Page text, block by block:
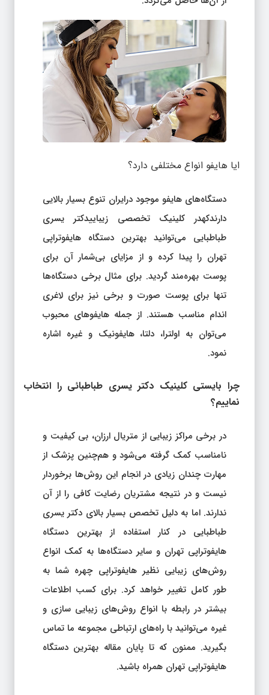
ایا هایفو انواع مختلفی دارد؟
دستگاه‌های هایفو موجود درایران تنوع بسیار بالایی
دارندکهدر کلینیک تخصصی زیباییدکتر یسری
طباطبایی می‌توانید بهترین دستگاه هایفوتراپی
تهران را پیدا کرده و از مزایای بی‌شمار آن برای
پوست بهره‌مند گردید. برای مثال برخی دستگاه‌ها
تنها برای پوست صورت و برخی نیز برای لاغری
اندام مناسب هستند. از جمله هایفوهای محبوب
می‌توان به اولترا، دلتا، هایفونیک و غیره اشاره
نمود.
چرا بایستی کلینیک دکتر یسری طباطبائی را انتخاب
نماییم؟
در برخی مراکز زیبایی از متریال ارزان، بی کیفیت و
نامناسب کمک گرفته می‌شود و هم‌چنین پزشک از
مهارت چندان زیادی در انجام این روش‌ها برخوردار
نیست و در نتیجه مشتریان رضایت کافی را از آن
ندارند. اما به دلیل تخصص بسیار بالای دکتر یسری
طباطبایی در کنار استفاده از بهترین دستگاه
هایفوتراپی تهران و سایر دستگاه‌ها به کمک انواع
روش‌های زیبایی نظیر هایفوتراپی چهره شما به
طور کامل تغییر خواهد کرد. برای کسب اطلاعات
بیشتر در رابطه با انواع روش‌های زیبایی سازی و
غیره می‌توانید با راه‌های ارتباطی مجموعه ما تماس
بگیرید. ممنون که تا پایان مقاله بهترین دستگاه
هایفوتراپی تهران همراه باشید.